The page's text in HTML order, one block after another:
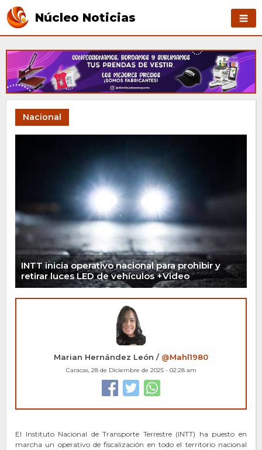
Núcleo Noticias
Nacional
INTT inicia operativo nacional para prohibir y
retirar luces LED de vehículos +Video
Marian Hernández León / @Mahl1980
Caracas, 28 de Diciembre de 2025 - 02:28 am
El Instituto Nacional de Transporte Terrestre (INTT) ha puesto en
marcha un operativo de fiscalización en todo el territorio nacional